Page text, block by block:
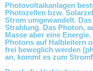
Photovoltaikanlagen
Photozellen bzw.
Strom umgewandelt.
Strahlung. Das Photon,
Masse aber eine
Photons auf Halbleitern
frei beweglich werden
an, kommt es zum